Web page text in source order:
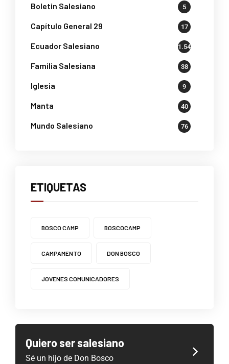
Boletin Salesiano 5
Capítulo General 29 17
Ecuador Salesiano 1.541
Familia Salesiana 38
Iglesia 9
Manta 40
Mundo Salesiano 76
ETIQUETAS
BOSCO CAMP BOSCOCAMP
CAMPAMENTO DON BOSCO
JOVENES COMUNICADORES
Quiero ser salesiano
Sé un hijo de Don Bosco